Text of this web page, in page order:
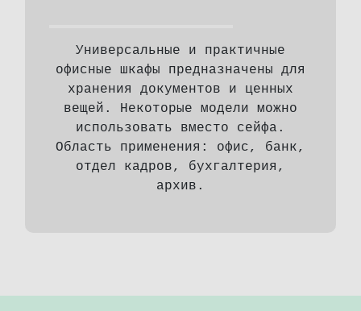
Универсальные и практичные
офисные шкафы предназначены для
хранения документов и ценных
вещей. Некоторые модели можно
использовать вместо сейфа.
Область применения: офис, банк,
отдел кадров, бухгалтерия,
архив.